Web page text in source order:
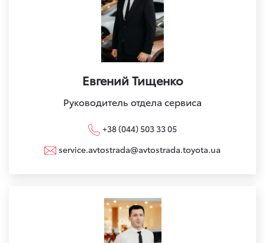
Евгений Тищенко
Руководитель отдела сервиса
+38 (044) 503 33 05
service.avtostrada@avtostrada.toyota.ua